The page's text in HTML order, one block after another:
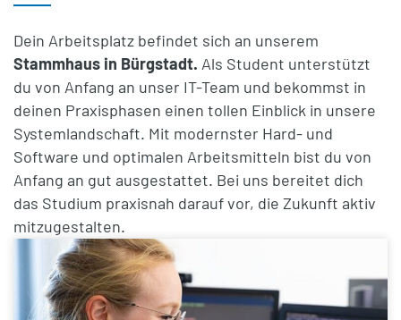
Dein Arbeitsplatz befindet sich an unserem
Stammhaus in Bürgstadt. Als Student unterstützt
du von Anfang an unser IT-Team und bekommst in
deinen Praxisphasen einen tollen Einblick in unsere
Systemlandschaft. Mit modernster Hard- und
Software und optimalen Arbeitsmitteln bist du von
Anfang an gut ausgestattet. Bei uns bereitet dich
das Studium praxisnah darauf vor, die Zukunft aktiv
mitzugestalten.